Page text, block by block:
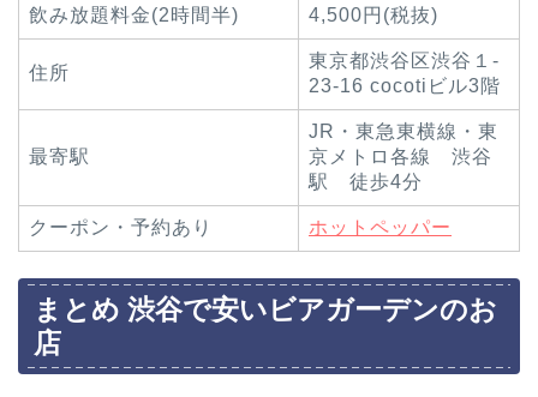
飲み放題料金(2時間半) 4,500円(税抜)
住所
東京都渋谷区渋谷１-
23-16 cocotiビル3階
最寄駅
JR・東急東横線・東
京メトロ各線 渋谷
駅 徒歩4分
クーポン・予約あり ホットペッパー
まとめ 渋谷で安いビアガーデンのお
店